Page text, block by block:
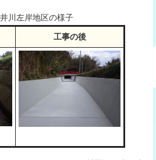
岸地区の様子
工事の後